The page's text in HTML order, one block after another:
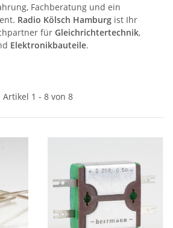
Fachberatung und ein
Radio Kölsch Hamburg ist Ihr
für Gleichrichtertechnik,
Elektronikbauteile.
Artikel 1 - 8 von 8